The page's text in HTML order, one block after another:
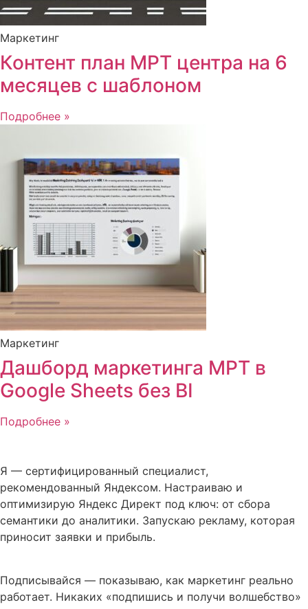
Маркетинг
Контент план МРТ центра на 6
месяцев с шаблоном
Подробнее »
Маркетинг
Дашборд маркетинга МРТ в
Google Sheets без BI
Подробнее »
Я — сертифицированный специалист,
рекомендованный Яндексом. Настраиваю и
оптимизирую Яндекс Директ под ключ: от сбора
семантики до аналитики. Запускаю рекламу, которая
приносит заявки и прибыль.
Подписывайся — показываю, как маркетинг реально
работает. Никаких «подпишись и получи волшебство»